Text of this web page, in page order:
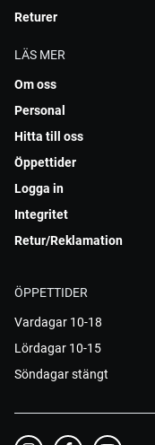
Returer
LÄS MER
Om oss
Personal
Hitta till oss
Öppettider
Logga in
Integritet
Retur/Reklamation
ÖPPETTIDER
Vardagar 10-18
Lördagar 10-15
Söndagar stängt